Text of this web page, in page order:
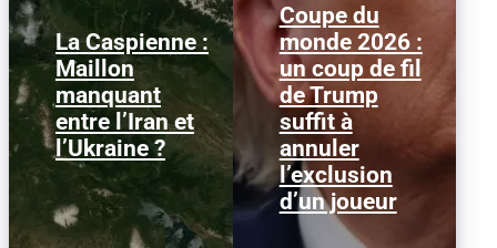
La Caspienne :
Maillon
manquant
entre l’Iran et
l’Ukraine ?
Samedi 25 juillet 2026,
des drones ukrainiens
ont frappé plusieurs
cibles en mer Caspienne,
parmi...
Coupe du
monde 2026 :
un coup de fil
de Trump
suffit à
annuler
l’exclusion
d’un joueur
Le 1er juillet 2026,
l'attaquant américain
Folarin Balogun recevait
un carton rouge
parfaitement...